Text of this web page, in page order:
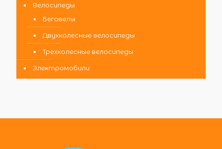
Велосипеды
Беговелы
Двухколесные велосипеды
Трехколесные велосипеды
Электромобили